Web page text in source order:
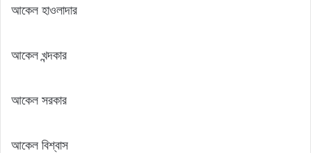
আকেল হাওলাদার
আকেল খন্দকার
আকেল সরকার
আকেল বিশ্বাস